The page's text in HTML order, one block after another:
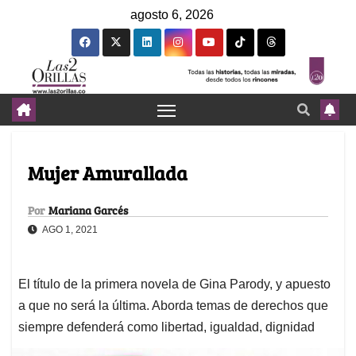
agosto 6, 2026
Mujer Amurallada
Por Mariana Garcés
AGO 1, 2021
El título de la primera novela de Gina Parody, y apuesto
a que no será la última. Aborda temas de derechos que
siempre defenderá como libertad, igualdad, dignidad